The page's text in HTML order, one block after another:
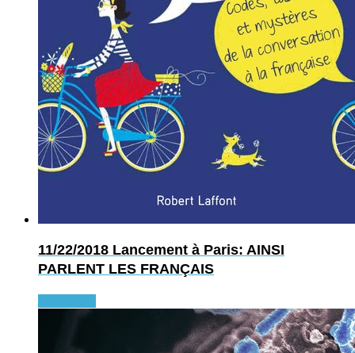
11/22/2018 Lancement à Paris: AINSI
PARLENT LES FRANÇAIS